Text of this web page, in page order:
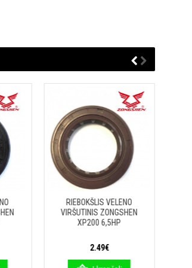
RIEBOKŠLIS VELENO
VIRŠUTINIS ZONGSHEN
XP200 6,5HP
2.49€